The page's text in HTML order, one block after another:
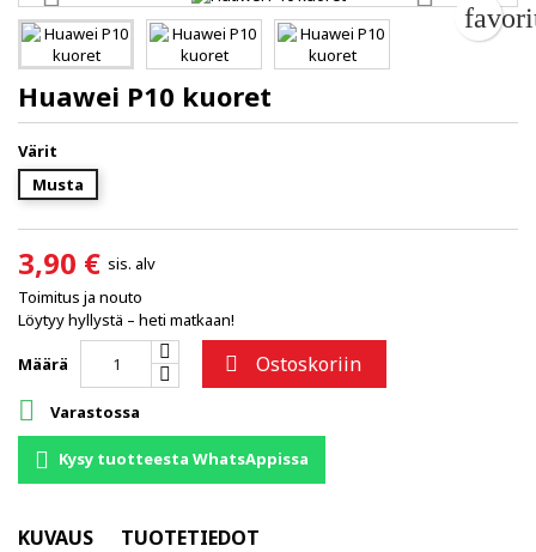
Huawei P10 kuoret
Värit
Musta
3,90 € sis. alv
Toimitus ja nouto
Löytyy hyllystä – heti matkaan!
Määrä  Ostoskoriin
 Varastossa
Kysy tuotteesta WhatsAppissa
KUVAUS TUOTETIEDOT